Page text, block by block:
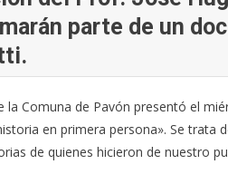
parte de un
la Comuna de Pavón presentó el
en primera persona». Se trata
de quienes hicieron de nuestro